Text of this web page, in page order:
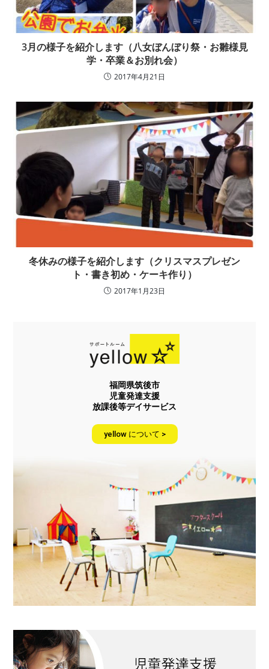
3月の様子を紹介します（八女ぼんぼり祭・お雛様見
学・卒業＆お別れ会）
2017年4月21日
冬休みの様子を紹介します（クリスマスプレゼン
ト・書き初め・ケーキ作り）
2017年1月23日
福岡県筑後市
児童発達支援
放課後等デイサービス
yellow について >